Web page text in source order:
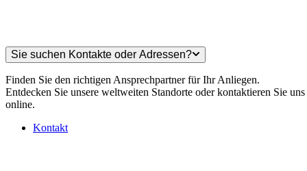
Sie suchen Kontakte oder Adressen?
Finden Sie den richtigen Ansprechpartner für Ihr Anliegen.
Entdecken Sie unsere weltweiten Standorte oder kontaktieren Sie uns
online.
Kontakt